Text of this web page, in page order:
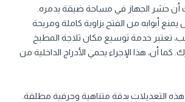
أن حشر الجهاز في مساحة ضيقة يدمره.
أبوابه من الفتح بزاوية كاملة ومريحة
تعتبر خدمة توسيع مكان ثلاجة المطبخ
أن، هذا الإجراء يحمي الأدراج الداخلية من
التعديلات بدقة متناهية وحرفية مطلقة.